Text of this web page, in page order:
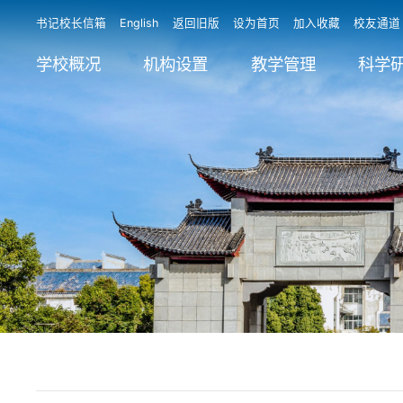
书记校长信箱 English 返回旧版 设为首页 加入收藏 校友通道
学校概况 机构设置 教学管理 科学